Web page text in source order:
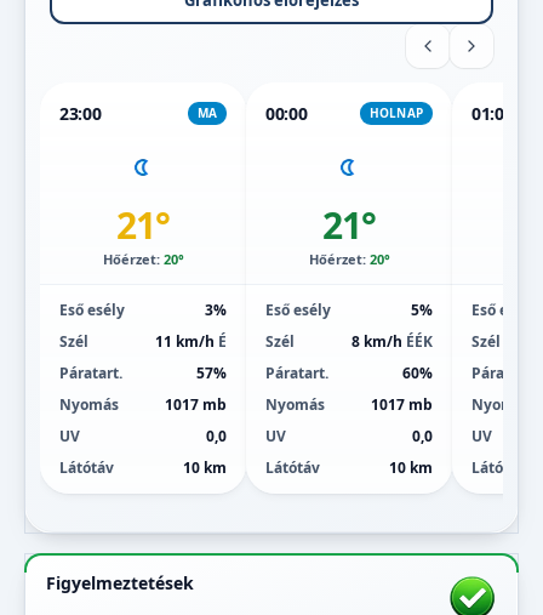
23:00 MA
21°
Hőérzet: 20°
Eső esély
3%
Szél
11 km/h É
Páratart.
57%
Nyomás
1017 mb
UV
0,0
Látótáv
10 km
00:00 HOLNAP
21°
Hőérzet: 20°
Eső esély
5%
Szél
8 km/h ÉÉK
Páratart.
60%
Nyomás
1017 mb
UV
0,0
Látótáv
10 km
01:00
Eső esély
Szél
Páratart.
Nyomás
UV
Látótáv
Figyelmeztetések